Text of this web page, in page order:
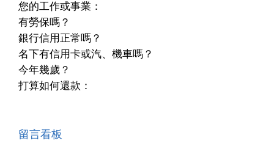
您的工作或事業：
有勞保嗎？
銀行信用正常嗎？
名下有信用卡或汽、機車嗎？
今年幾歲？
打算如何還款：
留言看板